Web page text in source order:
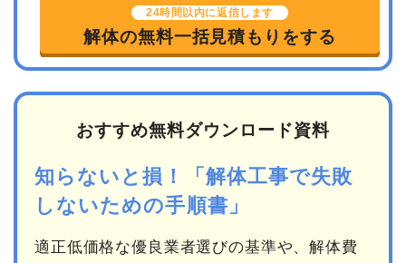
24時間以内に返信します
解体の無料一括見積もりをする
おすすめ無料ダウンロード資料
知らないと損！「解体工事で失敗
しないための手順書」
適正低価格な優良業者選びの基準や、解体費